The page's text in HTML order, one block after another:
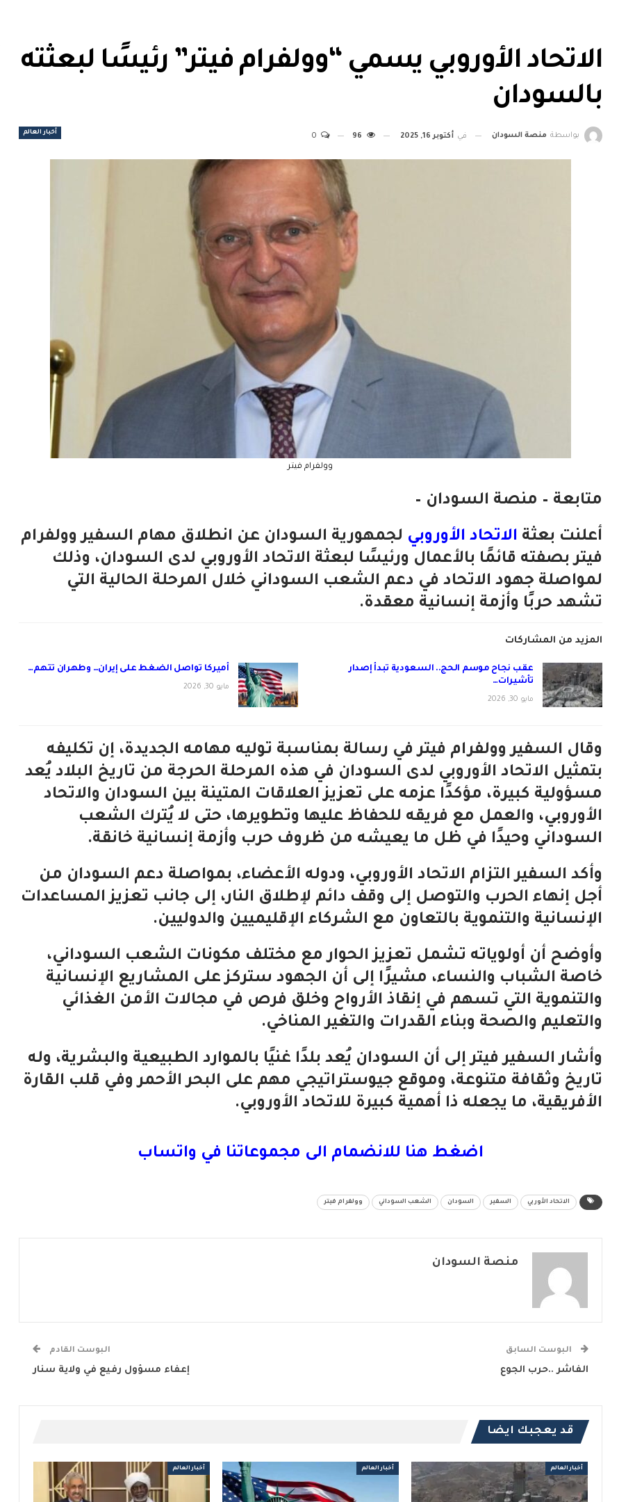
الاتحاد الأوروبي يسمي “وولفرام فيتر” رئيسًا لبعثته
بالسودان
أخبار العالم بواسطة منصة السودان في أكتوبر 16, 2025 96
وولفرام فيتر
متابعة – منصة السودان –
أعلنت بعثة الاتحاد الأوروبي لجمهورية السودان عن انطلاق مهام السفير وولفرام
فيتر بصفته قائمًا بالأعمال ورئيسًا لبعثة الاتحاد الأوروبي لدى السودان، وذلك
لمواصلة جهود الاتحاد في دعم الشعب السوداني خلال المرحلة الحالية التي
تشهد حربًا وأزمة إنسانية معقدة.
المزيد من المشاركات
عقب نجاح موسم الحج.. السعودية تبدأ إصدار
تأشيرات…
مايو 30, 2026
أميركا تواصل الضغط على إيران… وطهران تتهم…
مايو 30, 2026
وقال السفير وولفرام فيتر في رسالة بمناسبة توليه مهامه الجديدة، إن تكليفه
بتمثيل الاتحاد الأوروبي لدى السودان في هذه المرحلة الحرجة من تاريخ البلاد يُعد
مسؤولية كبيرة، مؤكدًا عزمه على تعزيز العلاقات المتينة بين السودان والاتحاد
الأوروبي، والعمل مع فريقه للحفاظ عليها وتطويرها، حتى لا يُترك الشعب
السوداني وحيدًا في ظل ما يعيشه من ظروف حرب وأزمة إنسانية خانقة.
وأكد السفير التزام الاتحاد الأوروبي، ودوله الأعضاء، بمواصلة دعم السودان من
أجل إنهاء الحرب والتوصل إلى وقف دائم لإطلاق النار، إلى جانب تعزيز المساعدات
الإنسانية والتنموية بالتعاون مع الشركاء الإقليميين والدوليين.
وأوضح أن أولوياته تشمل تعزيز الحوار مع مختلف مكونات الشعب السوداني،
خاصة الشباب والنساء، مشيرًا إلى أن الجهود ستركز على المشاريع الإنسانية
والتنموية التي تسهم في إنقاذ الأرواح وخلق فرص في مجالات الأمن الغذائي
والتعليم والصحة وبناء القدرات والتغير المناخي.
وأشار السفير فيتر إلى أن السودان يُعد بلدًا غنيًا بالموارد الطبيعية والبشرية، وله
تاريخ وثقافة متنوعة، وموقع جيوستراتيجي مهم على البحر الأحمر وفي قلب القارة
الأفريقية، ما يجعله ذا أهمية كبيرة للاتحاد الأوروبي.
اضغط هنا للانضمام الى مجموعاتنا في واتساب
الاتحاد الأوربي السفير السودان الشعب السوداني وولفرام فيتر
منصة السودان
البوست السابق
الفاشر ..حرب الجوع
البوست القادم
إعفاء مسؤول رفيع في ولاية سنار
قد يعجبك ايضا
أخبار العالم أخبار العالم أخبار العالم